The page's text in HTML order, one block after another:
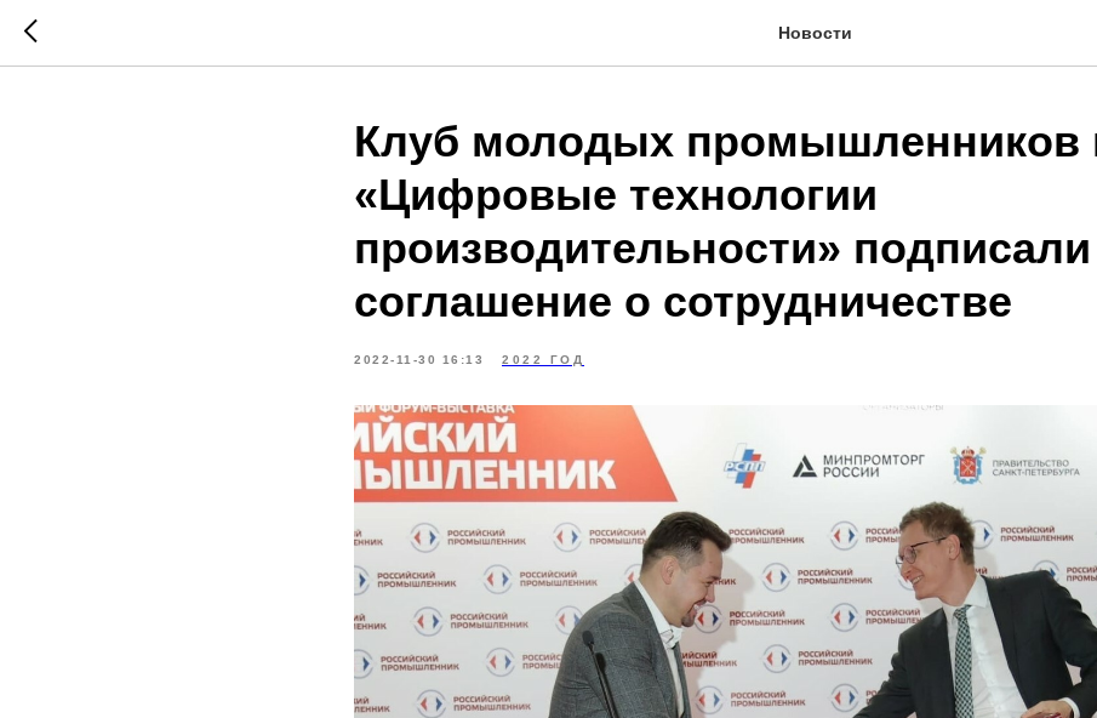
Новости
Клуб молодых
«Цифровые технологии
производительности» подписали
соглашение о сотрудничестве
2022-11-30 16:13 2022 ГОД